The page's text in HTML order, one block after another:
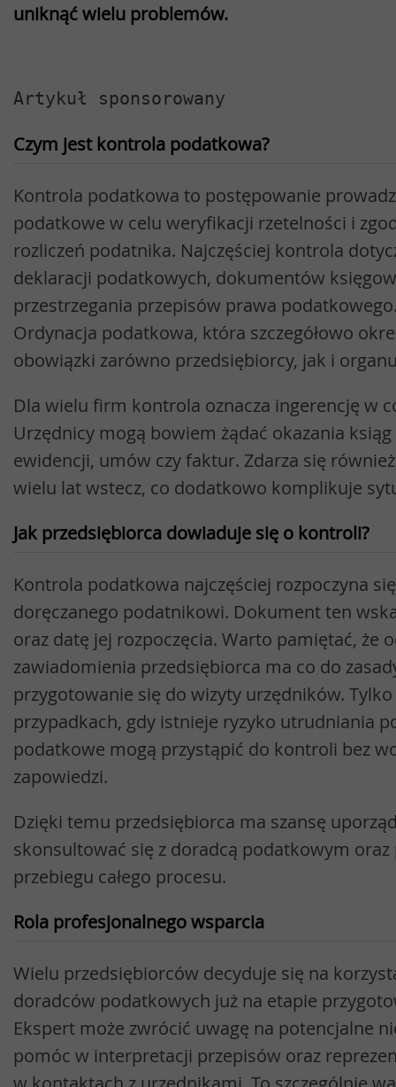
uniknąć wielu problemów.
Artykuł sponsorowany
Czym jest kontrola podatkowa?
Kontrola podatkowa to postępowanie
podatkowe w celu weryfikacji rzetelności i
rozliczeń podatnika. Najczęściej kontrola
deklaracji podatkowych, dokumentów
przestrzegania przepisów prawa
Ordynacja podatkowa, która szczegółowo
obowiązki zarówno przedsiębiorcy, jak i
Dla wielu firm kontrola oznacza ingerencję w
Urzędnicy mogą bowiem żądać okazania
ewidencji, umów czy faktur. Zdarza się
wielu lat wstecz, co dodatkowo komplikuje
Jak przedsiębiorca dowiaduje się o kontroli?
Kontrola podatkowa najczęściej rozpoczyna
doręczanego podatnikowi. Dokument ten
oraz datę jej rozpoczęcia. Warto pamiętać, że
zawiadomienia przedsiębiorca ma co do
przygotowanie się do wizyty urzędników.
przypadkach, gdy istnieje ryzyko utrudniania
podatkowe mogą przystąpić do kontroli bez
zapowiedzi.
Dzięki temu przedsiębiorca ma szansę
skonsultować się z doradcą podatkowym
przebiegu całego procesu.
Rola profesjonalnego wsparcia
Wielu przedsiębiorców decyduje się na
doradców podatkowych już na etapie
Ekspert może zwrócić uwagę na potencjalne
pomóc w interpretacji przepisów oraz